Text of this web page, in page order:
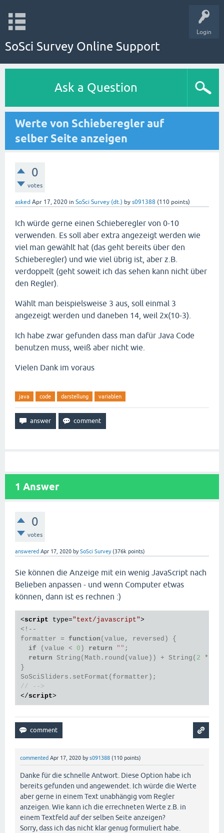
Login
SoSci Survey Online Support
Ask a Question
Werte von Schieberegler auf
selber Seite anzeigen
0
votes
asked Apr 17, 2020 in SoSci Survey (dt.) by s091388 (110 points)
Ich würde gerne einen Schieberegler von 0-10
verwenden. Es soll aber extra angezeigt werden wie
viel man gewählt hat (das geht bereits über den
Schieberegler) und wie viel übrig ist, aber z.B.
verdoppelt (geht soweit ich das sehen kann nicht über
den Regler).
Wählt man beispielsweise 3 aus, soll einmal 3
angezeigt werden und daneben 14, weil 2x(10-3).
Ich habe zwar gefunden dass man dafür Java Code
benutzen muss, weiß aber nicht wie.
Vielen Dank im voraus
java code darstellung variablen
1 Answer
0
votes
answered Apr 17, 2020 bySoSci Survey (376k points)
Sie können die Anzeige mit ein wenig JavaScript nach
Belieben anpassen - und wenn Computer etwas
können, dann ist es rechnen :)
<script type="text/javascript">
<!--
formatter = function (value, reversed) {
if (value < 0 ) return "" ;
return String(Math.round(value)) + String( 2 * (
}
// -->
</script>
commented Apr 17, 2020 bys091388 (110 points)
Danke für die schnelle Antwort. Diese Option habe ich
bereits gefunden und angewendet. Ich würde die Werte
aber gerne in einem Text unabhängig vom Regler
anzeigen. Wie kann ich die errechneten Werte z.B. in
einem Textfeld auf der selben Seite anzeigen?
Sorry, dass ich das nicht klar genug formuliert habe.